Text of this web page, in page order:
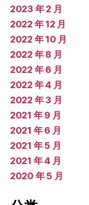
2023 年 2 月
2022 年 12 月
2022 年 10 月
2022 年 8 月
2022 年 6 月
2022 年 4 月
2022 年 3 月
2021 年 9 月
2021 年 6 月
2021 年 5 月
2021 年 4 月
2020 年 5 月